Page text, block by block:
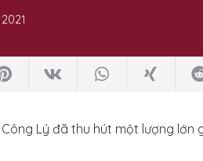
Lý đã thu hút một lượng lớn